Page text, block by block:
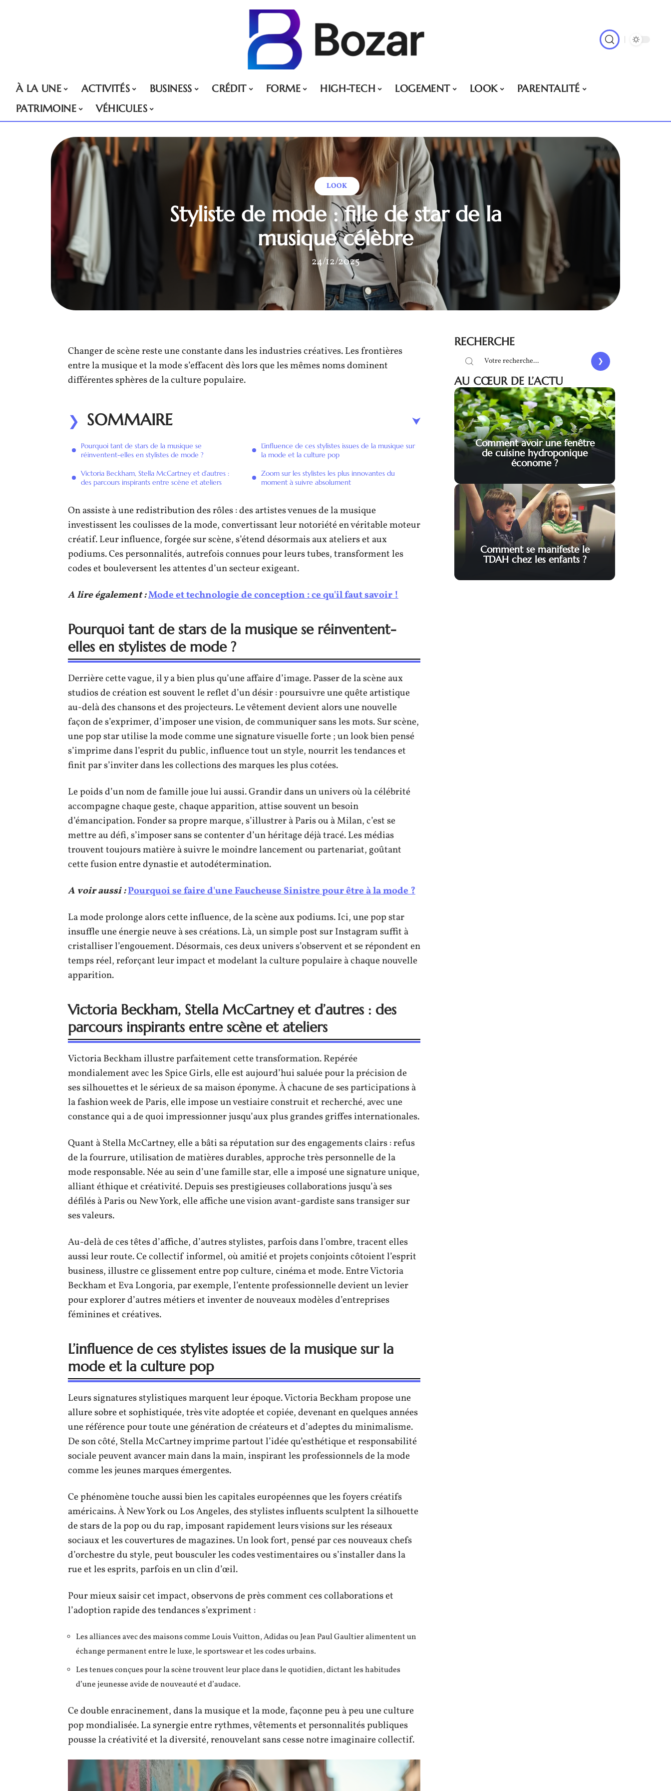
À LA UNE ACTIVITÉS BUSINESS CRÉDIT FORME HIGH-TECH LOGEMENT LOOK
PARENTALITÉ
PATRIMOINE
VÉHICULES
LOOK
Styliste de mode : fille de star de la
musique célèbre
24/12/2025
Changer de scène reste une constante dans les industries créatives. Les frontières
entre la musique et la mode s’effacent dès lors que les mêmes noms dominent
différentes sphères de la culture populaire.
SOMMAIRE
Pourquoi tant de stars de la musique se
réinventent-elles en stylistes de mode ?
Victoria Beckham, Stella McCartney et d’autres :
des parcours inspirants entre scène et ateliers
L’influence de ces stylistes issues de la musique sur
la mode et la culture pop
Zoom sur les stylistes les plus innovantes du
moment à suivre absolument
On assiste à une redistribution des rôles : des artistes venues de la musique
investissent les coulisses de la mode, convertissant leur notoriété en véritable moteur
créatif. Leur influence, forgée sur scène, s’étend désormais aux ateliers et aux
podiums. Ces personnalités, autrefois connues pour leurs tubes, transforment les
codes et bouleversent les attentes d’un secteur exigeant.
A lire également :Mode et technologie de conception : ce qu'il faut savoir !
Pourquoi tant de stars de la musique se réinventent-
elles en stylistes de mode ?
Derrière cette vague, il y a bien plus qu’une affaire d’image. Passer de la scène aux
studios de création est souvent le reflet d’un désir : poursuivre une quête artistique
au-delà des chansons et des projecteurs. Le vêtement devient alors une nouvelle
façon de s’exprimer, d’imposer une vision, de communiquer sans les mots. Sur scène,
une pop star utilise la mode comme une signature visuelle forte ; un look bien pensé
s’imprime dans l’esprit du public, influence tout un style, nourrit les tendances et
finit par s’inviter dans les collections des marques les plus cotées.
Le poids d’un nom de famille joue lui aussi. Grandir dans un univers où la célébrité
accompagne chaque geste, chaque apparition, attise souvent un besoin
d’émancipation. Fonder sa propre marque, s’illustrer à Paris ou à Milan, c’est se
mettre au défi, s’imposer sans se contenter d’un héritage déjà tracé. Les médias
trouvent toujours matière à suivre le moindre lancement ou partenariat, goûtant
cette fusion entre dynastie et autodétermination.
A voir aussi :Pourquoi se faire d'une Faucheuse Sinistre pour être à la mode ?
La mode prolonge alors cette influence, de la scène aux podiums. Ici, une pop star
insuffle une énergie neuve à ses créations. Là, un simple post sur Instagram suffit à
cristalliser l’engouement. Désormais, ces deux univers s’observent et se répondent en
temps réel, reforçant leur impact et modelant la culture populaire à chaque nouvelle
apparition.
Victoria Beckham, Stella McCartney et d’autres : des
parcours inspirants entre scène et ateliers
Victoria Beckham illustre parfaitement cette transformation. Repérée
mondialement avec les Spice Girls, elle est aujourd’hui saluée pour la précision de
ses silhouettes et le sérieux de sa maison éponyme. À chacune de ses participations à
la fashion week de Paris, elle impose un vestiaire construit et recherché, avec une
constance qui a de quoi impressionner jusqu’aux plus grandes griffes internationales.
Quant à Stella McCartney, elle a bâti sa réputation sur des engagements clairs : refus
de la fourrure, utilisation de matières durables, approche très personnelle de la
mode responsable. Née au sein d’une famille star, elle a imposé une signature unique,
alliant éthique et créativité. Depuis ses prestigieuses collaborations jusqu’à ses
défilés à Paris ou New York, elle affiche une vision avant-gardiste sans transiger sur
ses valeurs.
Au-delà de ces têtes d’affiche, d’autres stylistes, parfois dans l’ombre, tracent elles
aussi leur route. Ce collectif informel, où amitié et projets conjoints côtoient l’esprit
business, illustre ce glissement entre pop culture, cinéma et mode. Entre Victoria
Beckham et Eva Longoria, par exemple, l’entente professionnelle devient un levier
pour explorer d’autres métiers et inventer de nouveaux modèles d’entreprises
féminines et créatives.
L’influence de ces stylistes issues de la musique sur la
mode et la culture pop
Leurs signatures stylistiques marquent leur époque. Victoria Beckham propose une
allure sobre et sophistiquée, très vite adoptée et copiée, devenant en quelques années
une référence pour toute une génération de créateurs et d’adeptes du minimalisme.
De son côté, Stella McCartney imprime partout l’idée qu’esthétique et responsabilité
sociale peuvent avancer main dans la main, inspirant les professionnels de la mode
comme les jeunes marques émergentes.
Ce phénomène touche aussi bien les capitales européennes que les foyers créatifs
américains. À New York ou Los Angeles, des stylistes influents sculptent la silhouette
de stars de la pop ou du rap, imposant rapidement leurs visions sur les réseaux
sociaux et les couvertures de magazines. Un look fort, pensé par ces nouveaux chefs
d’orchestre du style, peut bousculer les codes vestimentaires ou s’installer dans la
rue et les esprits, parfois en un clin d’œil.
Pour mieux saisir cet impact, observons de près comment ces collaborations et
l’adoption rapide des tendances s’expriment :
Les alliances avec des maisons comme Louis Vuitton, Adidas ou Jean Paul Gaultier alimentent un
échange permanent entre le luxe, le sportswear et les codes urbains.
Les tenues conçues pour la scène trouvent leur place dans le quotidien, dictant les habitudes
d’une jeunesse avide de nouveauté et d’audace.
Ce double enracinement, dans la musique et la mode, façonne peu à peu une culture
pop mondialisée. La synergie entre rythmes, vêtements et personnalités publiques
pousse la créativité et la diversité, renouvelant sans cesse notre imaginaire collectif.
RECHERCHE
AU CŒUR DE L’ACTU
Comment avoir une fenêtre
de cuisine hydroponique
économe ?
Comment se manifeste le
TDAH chez les enfants ?